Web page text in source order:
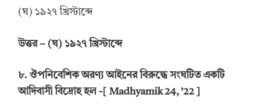
(ঘ) ১৯২৭ খ্রিস্টাব্দে
উত্তর– (ঘ) ১৯২৭ খ্রিস্টাব্দে
৮. ঔপনিবেশিক অরণ্য আইনের বিরুদ্ধে সংঘটিত একটি
আদিবাসী বিদ্রোহ হল-[ Madhyamik 24, ’22 ]